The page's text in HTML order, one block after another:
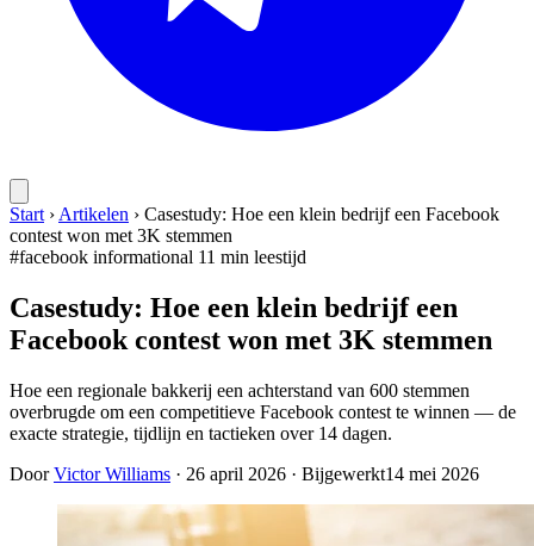
Start › Artikelen › Casestudy: Hoe een klein bedrijf een Facebook
contest won met 3K stemmen
#facebook informational 11 min leestijd
Casestudy: Hoe een klein bedrijf een
Facebook contest won met 3K stemmen
Hoe een regionale bakkerij een achterstand van 600 stemmen
overbrugde om een competitieve Facebook contest te winnen — de
exacte strategie, tijdlijn en tactieken over 14 dagen.
DoorVictor Williams · 26 april 2026 · Bijgewerkt14 mei 2026